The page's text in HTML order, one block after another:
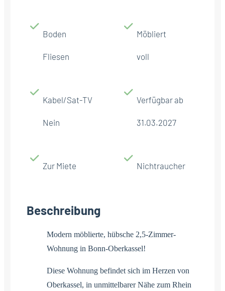
Boden
Fliesen
Möbliert
voll
Kabel/Sat-TV
Nein
Verfügbar ab
31.03.2027
Zur Miete Nichtraucher
Beschreibung
Modern möblierte, hübsche 2,5-Zimmer-
Wohnung in Bonn-Oberkassel!
Diese Wohnung befindet sich im Herzen von
Oberkassel, in unmittelbarer Nähe zum Rhein